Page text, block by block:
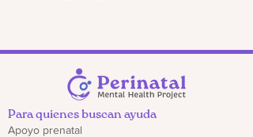
Para quienes buscan ayuda
Apoyo prenatal